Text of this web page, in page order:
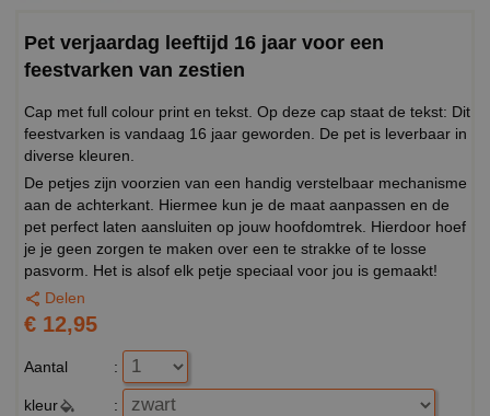
Pet verjaardag leeftijd 16 jaar voor een
feestvarken van zestien
Cap met full colour print en tekst. Op deze cap staat de tekst: Dit
feestvarken is vandaag 16 jaar geworden. De pet is leverbaar in
diverse kleuren.
De petjes zijn voorzien van een handig verstelbaar mechanisme
aan de achterkant. Hiermee kun je de maat aanpassen en de
pet perfect laten aansluiten op jouw hoofdomtrek. Hierdoor hoef
je je geen zorgen te maken over een te strakke of te losse
pasvorm. Het is alsof elk petje speciaal voor jou is gemaakt!
Delen
€ 12,95
Aantal :
kleur :